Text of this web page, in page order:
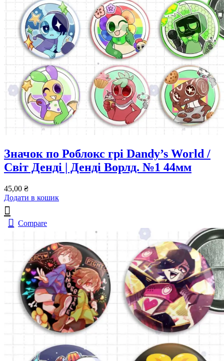
Значок по Роблокс грі Dandy’s World /
Світ Денді | Денді Ворлд. №1 44мм
45,00 ₴
Додати в кошик
Compare